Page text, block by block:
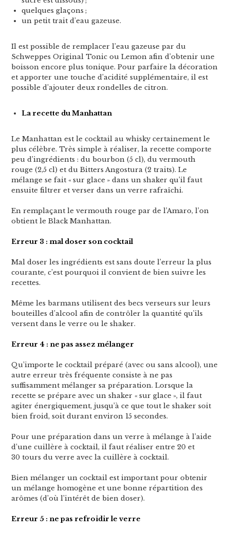
quelques glaçons ;
un petit trait d’eau gazeuse.
Il est possible de remplacer l’eau gazeuse par du
Schweppes Original Tonic ou Lemon afin d’obtenir une
boisson encore plus tonique. Pour parfaire la décoration
et apporter une touche d’acidité supplémentaire, il est
possible d’ajouter deux rondelles de citron.
La recette du Manhattan
Le Manhattan est le cocktail au whisky certainement le
plus célèbre. Très simple à réaliser, la recette comporte
peu d’ingrédients : du bourbon (5 cl), du vermouth
rouge (2,5 cl) et du Bitters Angostura (2 traits). Le
mélange se fait « sur glace » dans un shaker qu’il faut
ensuite filtrer et verser dans un verre rafraîchi.
En remplaçant le vermouth rouge par de l’Amaro, l’on
obtient le Black Manhattan.
Erreur 3 : mal doser son cocktail
Mal doser les ingrédients est sans doute l’erreur la plus
courante, c’est pourquoi il convient de bien suivre les
recettes.
Même les barmans utilisent des becs verseurs sur leurs
bouteilles d’alcool afin de contrôler la quantité qu’ils
versent dans le verre ou le shaker.
Erreur 4 : ne pas assez mélanger
Qu’importe le cocktail préparé (avec ou sans alcool), une
autre erreur très fréquente consiste à ne pas
suffisamment mélanger sa préparation. Lorsque la
recette se prépare avec un shaker « sur glace », il faut
agiter énergiquement, jusqu’à ce que tout le shaker soit
bien froid, soit durant environ 15 secondes.
Pour une préparation dans un verre à mélange à l’aide
d’une cuillère à cocktail, il faut réaliser entre 20 et
30 tours du verre avec la cuillère à cocktail.
Bien mélanger un cocktail est important pour obtenir
un mélange homogène et une bonne répartition des
arômes (d’où l’intérêt de bien doser).
Erreur 5 : ne pas refroidir le verre